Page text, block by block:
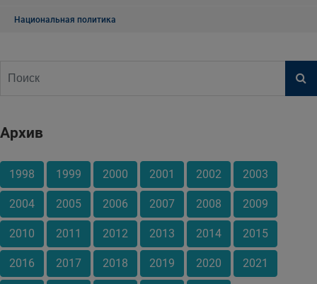
Национальная политика
Архив
1998 1999 2000 2001 2002 2003
2004 2005 2006 2007 2008 2009
2010 2011 2012 2013 2014 2015
2016 2017 2018 2019 2020 2021